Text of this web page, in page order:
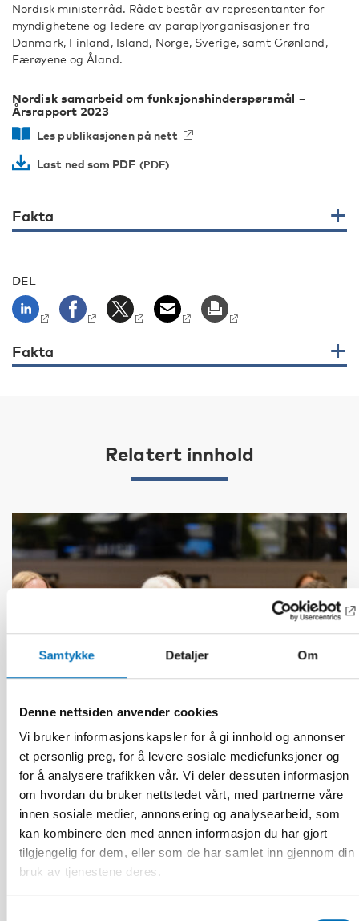
Samtykke Detaljer Om
Denne nettsiden anvender cookies
Vi bruker informasjonskapsler for å gi innhold og annonser
et personlig preg, for å levere sosiale mediefunksjoner og
for å analysere trafikken vår. Vi deler dessuten informasjon
om hvordan du bruker nettstedet vårt, med partnerne våre
innen sosiale medier, annonsering og analysearbeid, som
kan kombinere den med annen informasjon du har gjort
tilgjengelig for dem, eller som de har samlet inn gjennom din
bruk av tjenestene deres.
Nordisk ministerråd. Rådet består av representanter for
myndighetene og ledere av paraplyorganisasjoner fra
Danmark, Finland, Island, Norge, Sverige, samt Grønland,
Færøyene og Åland.
Nordisk samarbeid om funksjonshinderspørsmål –
Årsrapport 2023
Les publikasjonen på nett
Last ned som PDF
Fakta
DEL
Fakta
Relatert innhold
FUNKSJONSHINDER
17 jun 2026
“Active citizenship is not a privilege; it is a
right”